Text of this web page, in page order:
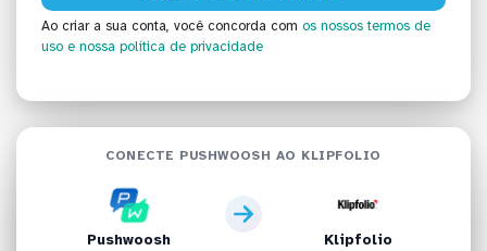
Ao criar a sua conta, você concorda com os nossos termos de
uso e nossa política de privacidade
CONECTE PUSHWOOSH AO KLIPFOLIO
Pushwoosh Klipfolio